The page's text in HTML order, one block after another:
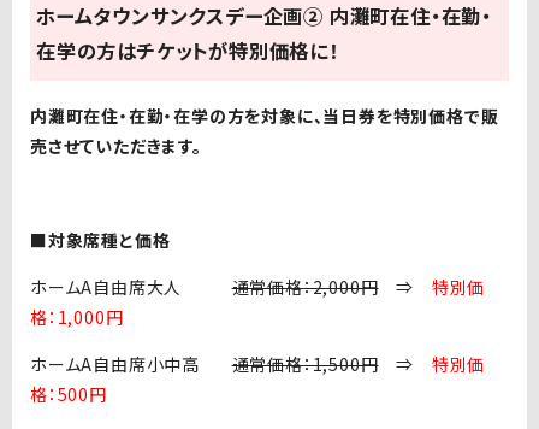
ホームタウンサンクスデー企画② 内灘町在住・在勤・
在学の方はチケットが特別価格に！
内灘町在住・在勤・在学の方を対象に、当日券を特別価格で販
売させていただきます。
■対象席種と価格
ホームA自由席大人通常価格：2,000円⇒ 特別価
格：1,000円
ホームA自由席小中高通常価格：1,500円⇒ 特別価
格：500円